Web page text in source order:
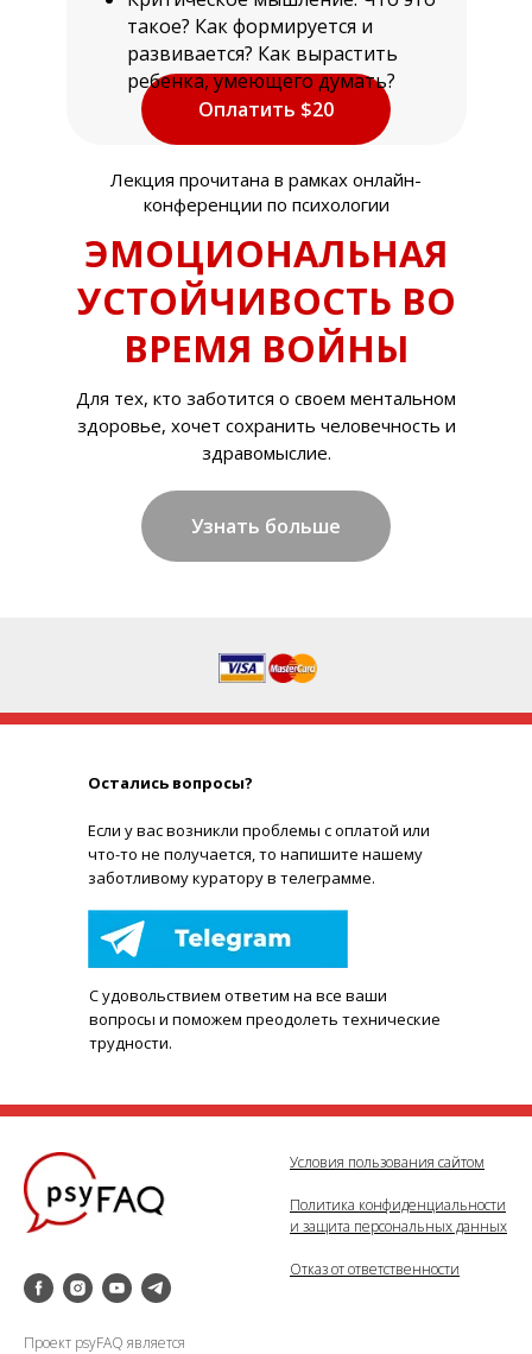
Оплатить $20
Узнать больше
Лекция прочитана в рамках онлайн-
конференции по психологии
Для тех, кто заботится о своем ментальном
здоровье, хочет сохранить человечность и
здравомыслие.
такое? Как формируется и
развивается? Как вырастить
ребенка, умеющего думать?
ЭМОЦИОНАЛЬНАЯ
УСТОЙЧИВОСТЬ ВО
ВРЕМЯ ВОЙНЫ
Остались вопросы?
Если у вас возникли проблемы с оплатой или
что-то не получается, то напишите нашему
заботливому куратору в телеграмме.
С удовольствием ответим на все ваши
вопросы и поможем преодолеть технические
трудности.
Проект psyFAQ является
Условия пользования сайтом
Политика конфиденциальности
и защита персональных данных
Отказ от ответственности